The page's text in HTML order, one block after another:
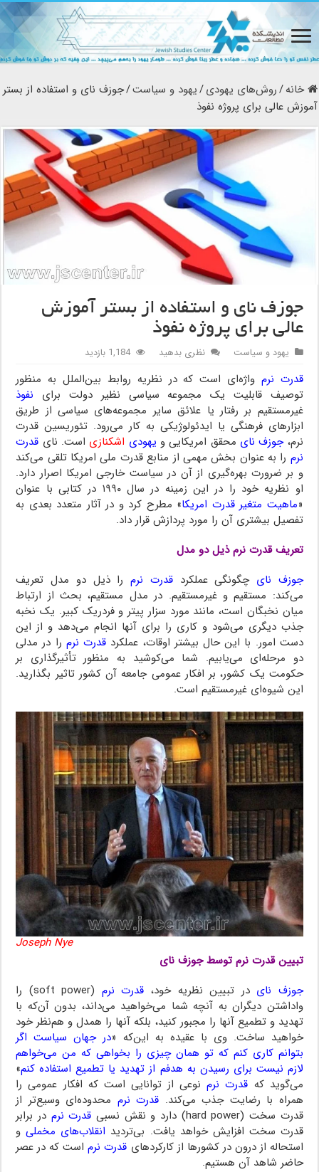
خانه/روش‌های یهودی/یهود و سیاست/جوزف نای و استفاده از بستر
آموزش عالی برای پروژه نفوذ
جوزف نای و استفاده از بستر آموزش
عالی برای پروژه نفوذ
یهود و سیاست نظری بدهید 1,184 بازدید
قدرت نرم واژه‌ای است که در نظریه روابط بین‌الملل به منظور
توصیف قابلیت یک مجموعه سیاسی نظیر دولت برای نفوذ
غیرمستقیم بر رفتار یا علائق سایر مجموعه‌های سیاسی از طریق
ابزارهای فرهنگی یا ایدئولوژیکی به کار می‌رود. تئوریسین قدرت
نرم،جوزف نای محقق امریکایی و یهودی اشکنازی است. نای قدرت
نرم را به عنوان بخش مهمی از منابع قدرت ملی امریکا تلقی می‌کند
و بر ضرورت بهره‌گیری از آن در سیاست خارجی امریکا اصرار دارد.
او نظریه خود را در این زمینه در سال ۱۹۹۰ در کتابی با عنوان
«ماهیت متغیر قدرت امریکا» مطرح کرد و در آثار متعدد بعدی به
تفصیل بیشتری آن را مورد پردازش قرار داد.
تعریف قدرت نرم ذیل دو مدل
جوزف نای چگونگی عملکردقدرت نرمرا ذیل دو مدل تعریف
می‌کند: مستقیم و غیرمستقیم. در مدل مستقیم، بحث از ارتباط
میان نخبگان است، مانند مورد سزار پیتر و فردریک کبیر. یک نخبه
جذب دیگری می‌شود و کاری را برای آنها انجام می‌دهد و از این
دست امور. با این حال بیشتر اوقات، عملکرد قدرت نرم را در مدلی
دو مرحله‌ای می‌یابیم. شما می‌کوشید به منظور تأثیرگذاری بر
حکومت یک کشور، بر افکار عمومی جامعه آن کشور تاثیر بگذارید.
این شیوه‌ای غیرمستقیم است.
Joseph Nye
تبیین قدرت نرم توسط جوزف نای
جوزف نای در تبیین نظریه خود، قدرت نرم
(soft power) را
واداشتن دیگران به آنچه شما می‌خواهید می‌داند، بدون آن‌که با
تهدید و تطمیع آنها را مجبور کنید، بلکه آنها را همدل و هم‌نظر خود
خواهید ساخت. وی با عقیده به این‌که «در جهان سیاست اگر
بتوانم کاری کنم که تو همان چیزی را بخواهی که من می‌خواهم
لازم نیست برای رسیدن به هدفم از تهدید یا تطمیع استفاده کنم»
می‌گوید که قدرت نرمنوعی از توانایی است که افکار عمومی را
همراه با رضایت جذب می‌کند. قدرت نرم محدوده‌ای وسیع‌تر از
قدرت سخت (hard power) دارد و نقش نسبی
قدرت نرم در برابر
قدرت سخت افزایش خواهد یافت. بی‌تردید انقلاب‌های مخملیو
استحاله از درون در کشورها از کارکردهای قدرت نرماست که در عصر
حاضر شاهد آن هستیم.